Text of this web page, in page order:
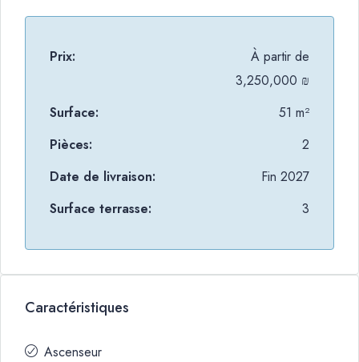
Prix:
À partir de
3,250,000 ₪
Surface:
51 m²
Pièces:
2
Date de livraison:
Fin 2027
Surface terrasse:
3
Caractéristiques
Ascenseur